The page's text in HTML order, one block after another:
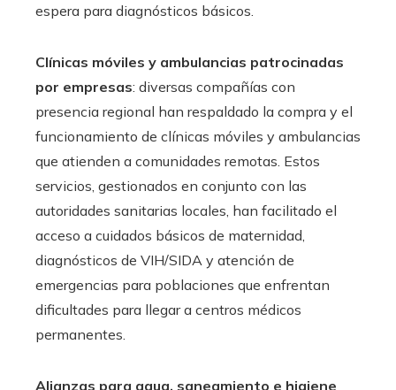
espera para diagnósticos básicos.
Clínicas móviles y ambulancias patrocinadas
por empresas: diversas compañías con
presencia regional han respaldado la compra y el
funcionamiento de clínicas móviles y ambulancias
que atienden a comunidades remotas. Estos
servicios, gestionados en conjunto con las
autoridades sanitarias locales, han facilitado el
acceso a cuidados básicos de maternidad,
diagnósticos de VIH/SIDA y atención de
emergencias para poblaciones que enfrentan
dificultades para llegar a centros médicos
permanentes.
Alianzas para agua, saneamiento e higiene